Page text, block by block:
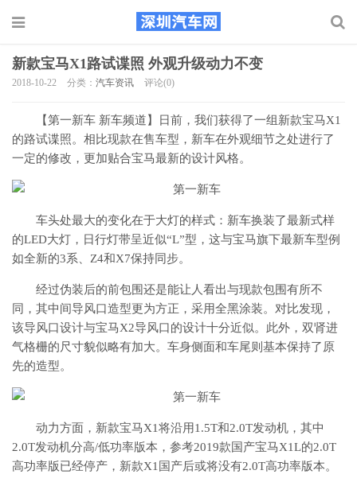
新款宝马X1路试谍照 外观升级动力不变
2018-10-22 分类： 汽车资讯 评论(0)
【第一新车 新车频道】日前，我们获得了一组新款宝马X1
的路试谍照。相比现款在售车型，新车在外观细节之处进行了
一定的修改，更加贴合宝马最新的设计风格。
车头处最大的变化在于大灯的样式：新车换装了最新式样
的LED大灯，日行灯带呈近似“L”型，这与宝马旗下最新车型例
如全新的3系、Z4和X7保持同步。
经过伪装后的前包围还是能让人看出与现款包围有所不
同，其中间导风口造型更为方正，采用全黑涂装。对比发现，
该导风口设计与宝马X2导风口的设计十分近似。此外，双肾进
气格栅的尺寸貌似略有加大。车身侧面和车尾则基本保持了原
先的造型。
动力方面，新款宝马X1将沿用1.5T和2.0T发动机，其中
2.0T发动机分高/低功率版本，参考2019款国产宝马X1L的2.0T
高功率版已经停产，新款X1国产后或将没有2.0T高功率版本。